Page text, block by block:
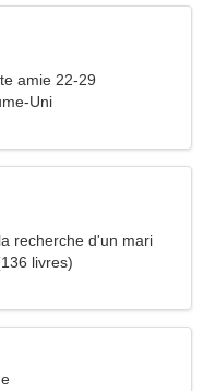
amie 22-29
Uni
recherche d'un mari
livres)